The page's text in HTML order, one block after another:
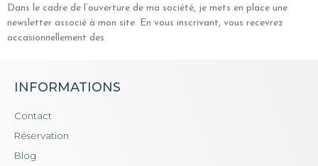
Dans le cadre de l’ouverture de ma société, je mets en place une
newsletter associé à mon site. En vous inscrivant, vous recevrez
occasionnellement des
INFORMATIONS
Contact
Réservation
Blog